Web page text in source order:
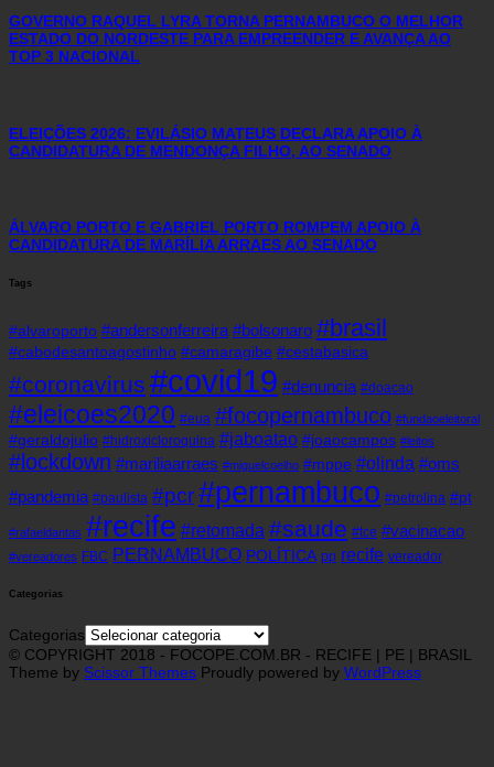
GOVERNO RAQUEL LYRA TORNA PERNAMBUCO O MELHOR
ESTADO DO NORDESTE PARA EMPREENDER E AVANÇA AO
TOP 3 NACIONAL
ELEIÇÕES 2026: EVILÁSIO MATEUS DECLARA APOIO À
CANDIDATURA DE MENDONÇA FILHO, AO SENADO
ÁLVARO PORTO E GABRIEL PORTO ROMPEM APOIO À
CANDIDATURA DE MARÍLIA ARRAES AO SENADO
Tags
#alvaroporto #andersonferreira #bolsonaro #brasil
#cabodesantoagostinho #camaragibe #cestabasica
#coronavirus #covid19 #denuncia #doacao
#eleicoes2020 #eua #focopernambuco #fundaoeleitoral
#geraldojulio #hidroxicloroquina #jaboatao #joaocampos #leitos
#lockdown #mariliaarraes #miguelcoelho #mppe #olinda #oms
#pandemia #paulista #pcr#pernambuco #petrolina #pt
#rafaeldantas #recife #retomada #saude #tce #vacinacao
#vereadores FBC PERNAMBUCO POLÍTICA pp recife vereador
Categorias
Categorias
© COPYRIGHT 2018 - FOCOPE.COM.BR - RECIFE | PE | BRASIL
Theme by Scissor Themes Proudly powered by WordPress